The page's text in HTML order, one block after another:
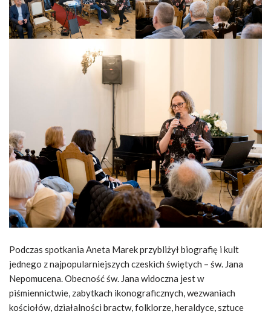
Podczas spotkania Aneta Marek przybliżył biografię i kult
jednego z najpopularniejszych czeskich świętych – św. Jana
Nepomucena. Obecność św. Jana widoczna jest w
piśmiennictwie, zabytkach ikonograficznych, wezwaniach
kościołów, działalności bractw, folklorze, heraldyce, sztuce